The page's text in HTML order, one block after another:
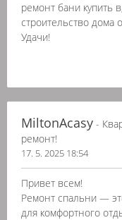
ремонт бани купить
строительство дома
Удачи!
MiltonAcasy -
ремонт!
17. 5. 2025 18:54
Привет всем!
Ремонт спальни —
для комфортного